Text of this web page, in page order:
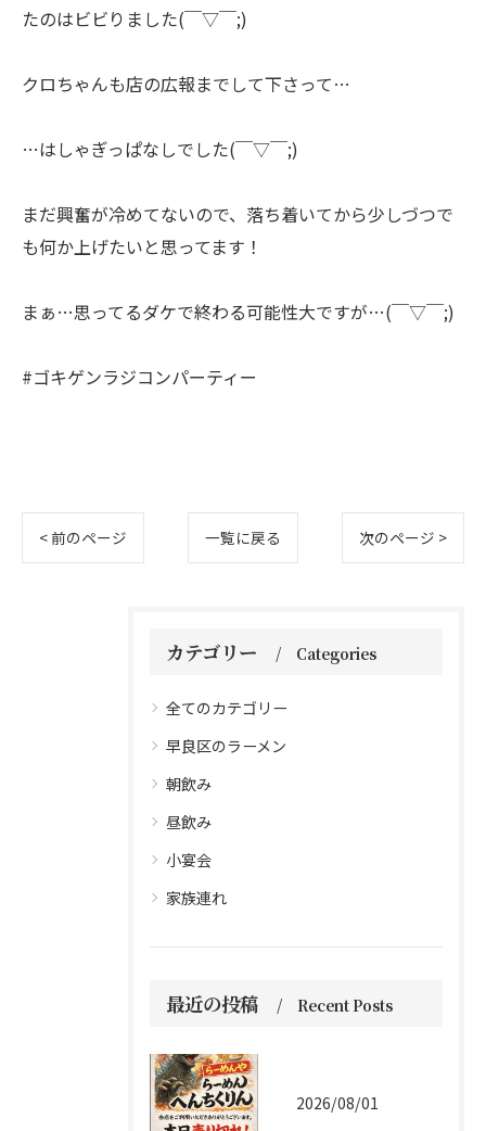
たのはビビりました(￣▽￣;)
クロちゃんも店の広報までして下さって…
…はしゃぎっぱなしでした(￣▽￣;)
まだ興奮が冷めてないので、落ち着いてから少しづつで
も何か上げたいと思ってます！
まぁ…思ってるダケで終わる可能性大ですが…(￣▽￣;)
#ゴキゲンラジコンパーティー
< 前のページ 一覧に戻る 次のページ >
カテゴリー Categories
全てのカテゴリー
早良区のラーメン
朝飲み
昼飲み
小宴会
家族連れ
最近の投稿 Recent Posts
2026/08/01